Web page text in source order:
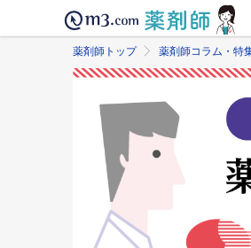
薬剤師トップ 薬剤師コラム・特